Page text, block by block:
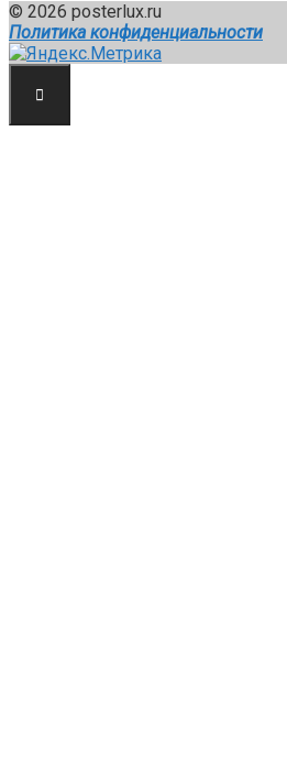
© 2026 posterlux.ru
Политика конфиденциальности